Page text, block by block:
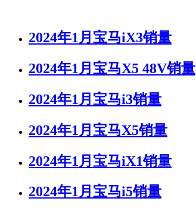
2024年1月宝马iX3销量
2024年1月宝马X5 48V销量
2024年1月宝马i3销量
2024年1月宝马X5销量
2024年1月宝马iX1销量
2024年1月宝马i5销量